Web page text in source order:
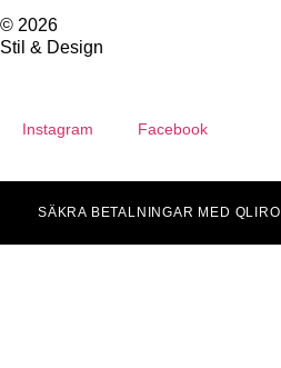
© 2026
Stil & Design
Instagram Facebook
SÄKRA BETALNINGAR MED QLIRO